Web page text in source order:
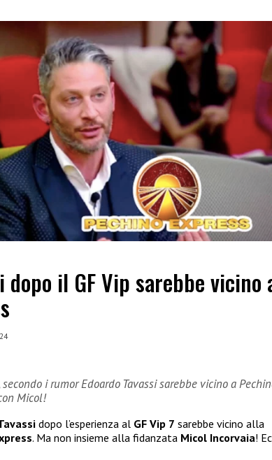
dopo il GF Vip sarebbe vicino
secondo i rumor Edoardo Tavassi sarebbe vicino a
Micol!
dopo l’esperienza al GF Vip 7 sarebbe vicino alla
. Ma non insieme alla fidanzata Micol Incorvaia!